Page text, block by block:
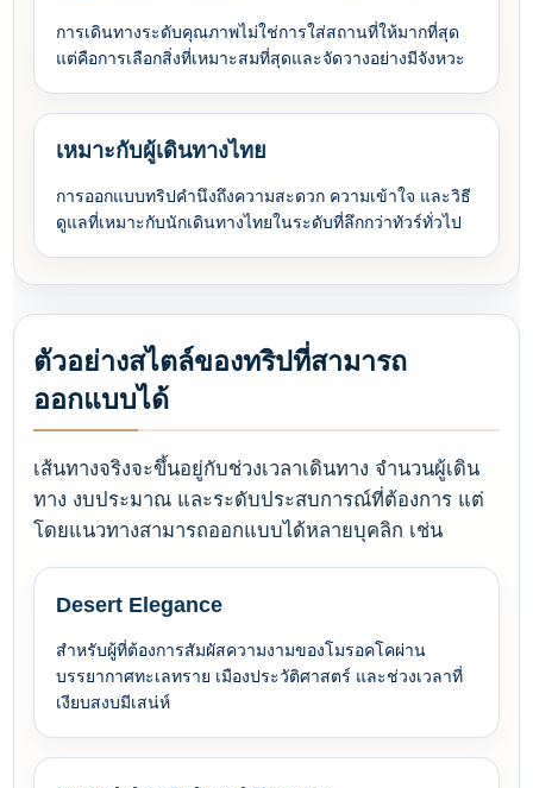
การเดินทางระดับคุณภาพไม่ใช่การใส่สถานที่ให้มากที่สุด
แต่คือการเลือกสิ่งที่เหมาะสมที่สุดและจัดวางอย่างมีจังหวะ
เหมาะกับผู้เดินทางไทย
การออกแบบทริปคำนึงถึงความสะดวก ความเข้าใจ และวิธี
ดูแลที่เหมาะกับนักเดินทางไทยในระดับที่ลึกกว่าทัวร์ทั่วไป
ตัวอย่างสไตล์ของทริปที่สามารถ
ออกแบบได้
เส้นทางจริงจะขึ้นอยู่กับช่วงเวลาเดินทาง จำนวนผู้เดิน
ทาง งบประมาณ และระดับประสบการณ์ที่ต้องการ แต่
โดยแนวทางสามารถออกแบบได้หลายบุคลิก เช่น
Desert Elegance
สำหรับผู้ที่ต้องการสัมผัสความงามของโมรอคโคผ่าน
บรรยากาศทะเลทราย เมืองประวัติศาสตร์ และช่วงเวลาที่
เงียบสงบมีเสน่ห์